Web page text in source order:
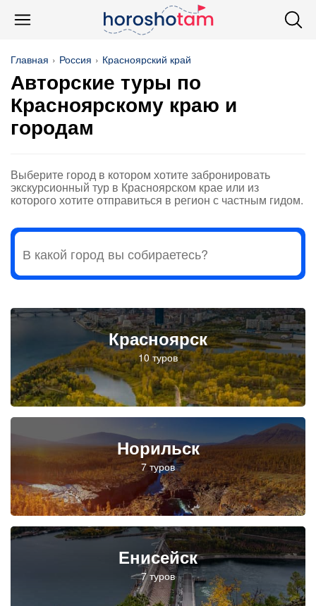
Главная Россия Красноярский край
Авторские туры по
Красноярскому краю и
городам
Выберите город в котором хотите забронировать
экскурсионный тур в Красноярском крае или из
которого хотите отправиться в регион с частным гидом.
Красноярск
Норильск
Енисейск